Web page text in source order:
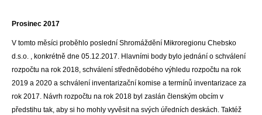
Prosinec 2017
V tomto měsíci proběhlo poslední Shromáždění Mikroregionu Chebsko
d.s.o. , konkrétně dne 05.12.2017. Hlavními body bylo jednání o schválení
rozpočtu na rok 2018, schválení střednědobého výhledu rozpočtu na rok
2019 a 2020 a schválení inventarizační komise a termínů inventarizace za
rok 2017. Návrh rozpočtu na rok 2018 byl zaslán členským obcím v
předstihu tak, aby si ho mohly vyvěsit na svých úředních deskách. Taktéž